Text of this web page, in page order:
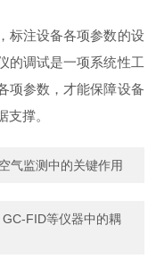
注设备各项参数的设
的调试是一项系统性工
项参数，才能保障设备
撑。
气监测中的关键作用
FID等仪器中的耦